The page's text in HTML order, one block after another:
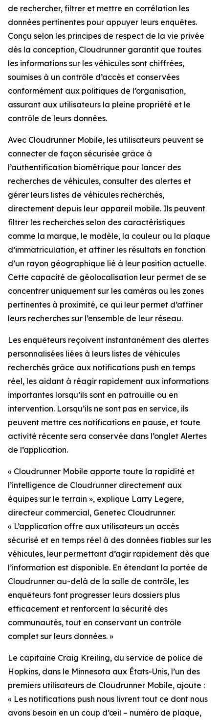
de rechercher, filtrer et mettre en corrélation les
données pertinentes pour appuyer leurs enquêtes.
Conçu selon les principes de respect de la vie privée
dès la conception, Cloudrunner garantit que toutes
les informations sur les véhicules sont chiffrées,
soumises à un contrôle d’accès et conservées
conformément aux politiques de l’organisation,
assurant aux utilisateurs la pleine propriété et le
contrôle de leurs données.
Avec Cloudrunner Mobile, les utilisateurs peuvent se
connecter de façon sécurisée grâce à
l’authentification biométrique pour lancer des
recherches de véhicules, consulter des alertes et
gérer leurs listes de véhicules recherchés,
directement depuis leur appareil mobile. Ils peuvent
filtrer les recherches selon des caractéristiques
comme la marque, le modèle, la couleur ou la plaque
d’immatriculation, et affiner les résultats en fonction
d’un rayon géographique lié à leur position actuelle.
Cette capacité de géolocalisation leur permet de se
concentrer uniquement sur les caméras ou les zones
pertinentes à proximité, ce qui leur permet d’affiner
leurs recherches sur l’ensemble de leur réseau.
Les enquêteurs reçoivent instantanément des alertes
personnalisées liées à leurs listes de véhicules
recherchés grâce aux notifications push en temps
réel, les aidant à réagir rapidement aux informations
importantes lorsqu’ils sont en patrouille ou en
intervention. Lorsqu’ils ne sont pas en service, ils
peuvent mettre ces notifications en pause, et toute
activité récente sera conservée dans l’onglet Alertes
de l’application.
« Cloudrunner Mobile apporte toute la rapidité et
l’intelligence de Cloudrunner directement aux
équipes sur le terrain », explique Larry Legere,
directeur commercial, Genetec Cloudrunner.
« L’application offre aux utilisateurs un accès
sécurisé et en temps réel à des données fiables sur les
véhicules, leur permettant d’agir rapidement dès que
l’information est disponible. En étendant la portée de
Cloudrunner au-delà de la salle de contrôle, les
enquêteurs font progresser leurs dossiers plus
efficacement et renforcent la sécurité des
communautés, tout en conservant un contrôle
complet sur leurs données. »
Le capitaine Craig Kreiling, du service de police de
Hopkins, dans le Minnesota aux États-Unis, l’un des
premiers utilisateurs de Cloudrunner Mobile, ajoute :
« Les notifications push nous livrent tout ce dont nous
avons besoin en un coup d’œil – numéro de plaque,